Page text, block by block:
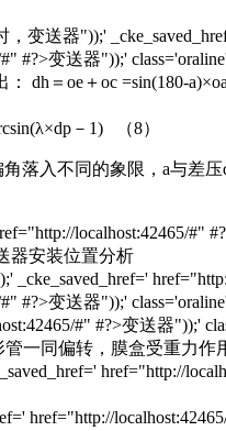
变送器"));'
#" #?>变送器"));'
dh＝oe＋oc =sin(180-
－1) （8）
落入不同的象限，a与差
localhost:42465/#"
器安装位置分析
#" #?>变送器"));'
#" #?>变送器"));'
一同偏转，膜盒受重力作
href="http://
href="http://